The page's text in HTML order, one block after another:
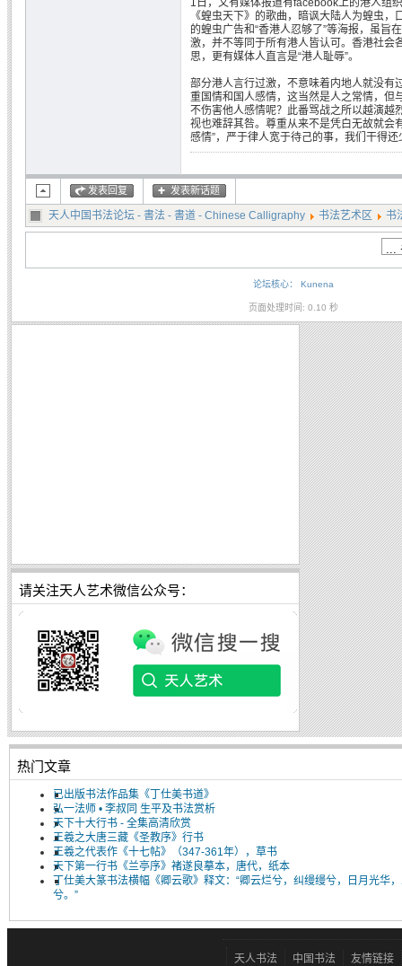
1日，又有媒体报道有facebook上的港人组
《蝗虫天下》的歌曲，暗讽大陆人为蝗虫
的蝗虫广告和“香港人忍够了”等海报，虽旨
激，并不等同于所有港人皆认可。香港社会
思，更有媒体人直言是“港人耻辱”。
部分港人言行过激，不意味着内地人就没有
重国情和国人感情，这当然是人之常情，但
不伤害他人感情呢？此番骂战之所以越演越
视也难辞其咎。尊重从来不是凭白无故就会
感情”，严于律人宽于待己的事，我们干得还
发表回复 发表新话题
天人中国书法论坛 - 書法 - 書道 - Chinese Calligraphy 书法艺术区 书
论坛核心： Kunena
页面处理时间: 0.10 秒
请关注天人艺术微信公众号：
热门文章
已出版书法作品集《丁仕美书道》
弘一法师 • 李叔同 生平及书法赏析
天下十大行书 - 全集高清欣赏
王羲之大唐三藏《圣教序》行书
王羲之代表作《十七帖》（347-361年），草书
天下第一行书《兰亭序》褚遂良摹本，唐代，纸本
丁仕美大篆书法横幅《卿云歌》释文：“卿云烂兮，纠缦缦兮，日月光华
兮。”
天人书法 中国书法 友情链接